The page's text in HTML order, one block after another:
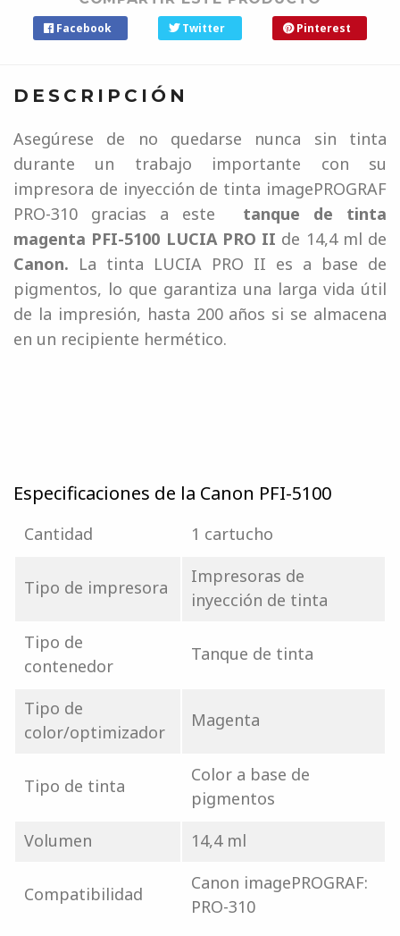
Facebook Twitter Pinterest
DESCRIPCIÓN
Asegúrese de no quedarse nunca sin tinta
durante un trabajo importante con su
impresora de inyección de tinta imagePROGRAF
PRO-310 gracias a este tanque de tinta
magenta PFI-5100 LUCIA PRO II de 14,4 ml de
Canon. La tinta LUCIA PRO II es a base de
pigmentos, lo que garantiza una larga vida útil
de la impresión, hasta 200 años si se almacena
en un recipiente hermético.
Especificaciones de la Canon PFI-5100
Cantidad 1 cartucho
Tipo de impresora
Impresoras de
inyección de tinta
Tipo de
contenedor
Tanque de tinta
Tipo de
color/optimizador
Magenta
Tipo de tinta
Color a base de
pigmentos
Volumen
14,4 ml
Compatibilidad
Canon imagePROGRAF:
PRO-310